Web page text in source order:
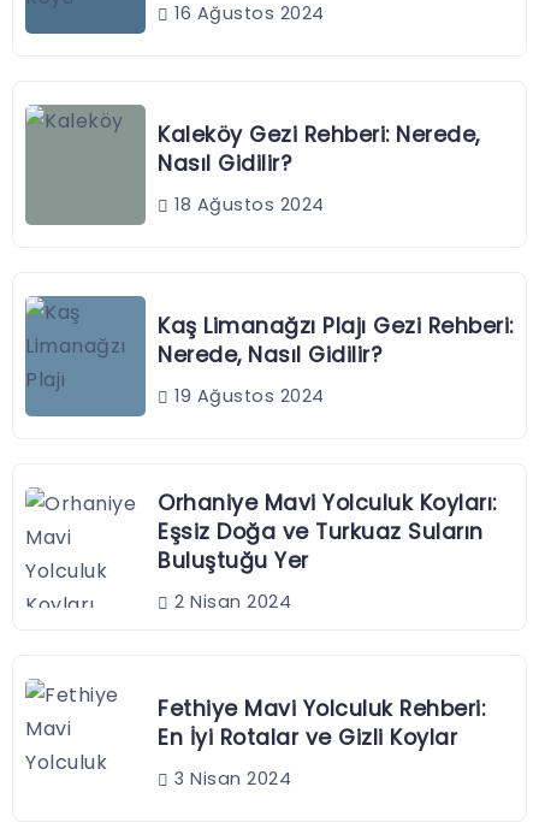
16 Ağustos 2024
Kaleköy Gezi Rehberi: Nerede,
Nasıl Gidilir?
18 Ağustos 2024
Kaş Limanağzı Plajı Gezi Rehberi:
Nerede, Nasıl Gidilir?
19 Ağustos 2024
Orhaniye Mavi Yolculuk Koyları:
Eşsiz Doğa ve Turkuaz Suların
Buluştuğu Yer
2 Nisan 2024
Fethiye Mavi Yolculuk Rehberi:
En İyi Rotalar ve Gizli Koylar
3 Nisan 2024